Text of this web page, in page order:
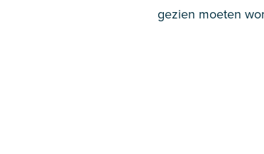
gezien moeten